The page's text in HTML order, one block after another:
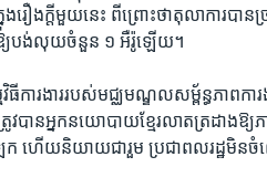
ង​រឿងក្តី​មួយ​នេះ​ ពី​ព្រោះ​ថា​តុលាការ​
យ​បង់​លុយ​ចំនួន​ ១ អឺរ៉ូ​ឡើយ។
ធី​ការងារ​របស់​មជ្ឈមណ្ឌល​សម្ព័ន្ធភាព​
បាន​អ្នក​នយោបាយ​ខ្មែរ​លាត​ត្រដាង​ឱ្យ​ភ
ហើយ​និយាយ​ជារួម​ ប្រជាពលរដ្ឋ​មិន​ចំ